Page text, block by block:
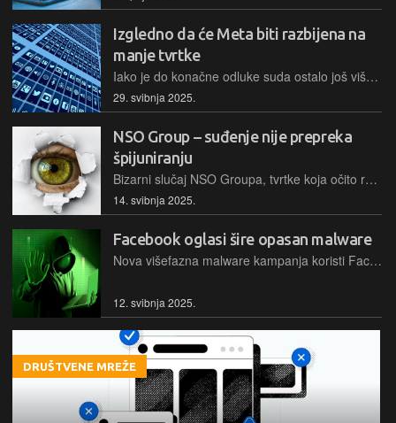
Izgledno da će Meta biti razbijena na
manje tvrtke
Iako je do konačne odluke suda ostalo još više mjeseci, analitičari očekuju da bi ishod lako mogao biti razbijanje Mete na manje tvrtke
29. svibnja 2025.
NSO Group – suđenje nije prepreka
špijuniranju
Bizarni slučaj NSO Groupa, tvrtke koja očito radi za tajne službe, a koja se našla na sudu, se nastavlja i dokazuje kako sudski procesi nemaju utjecaja na špijuniranje ako je ovo podržano od strane vlasti
14. svibnja 2025.
Facebook oglasi šire opasan malware
Nova višefazna malware kampanja koristi Facebook oglase i lažira poznate brendove poput Binancea kako bi ciljala vlasnike kriptovaluta, kradući podatke putem lokalnih poslužitelja i PowerShell naredbi
12. svibnja 2025.
DRUŠTVENE MREŽE